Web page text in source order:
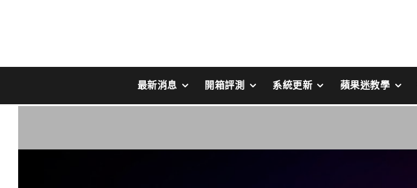
最新消息 開箱評測 系統更新 蘋果迷教學